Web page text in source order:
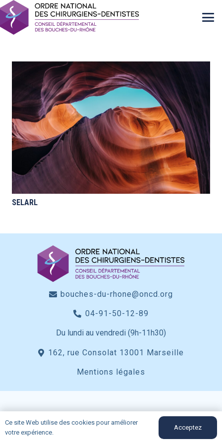
SELARL
bouches-du-rhone@oncd.org
04-91-50-12-89
Du lundi au vendredi (9h-11h30)
162, rue Consolat 13001 Marseille
Mentions légales
Ce site Web utilise des cookies pour améliorer
votre expérience.
Acceptez